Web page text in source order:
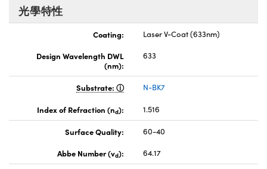
光學特性
Coating:
Laser V-Coat (633nm)
Design Wavelength DWL
(nm):
633
Substrate: N-BK7
Index of Refraction (nd): 1.516
Surface Quality:
60-40
Abbe Number (vd): 64.17